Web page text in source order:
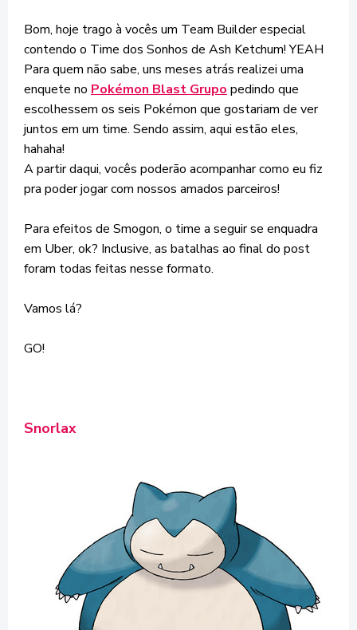
Bom, hoje trago à vocês um Team Builder especial
contendo o Time dos Sonhos de Ash Ketchum! YEAH
Para quem não sabe, uns meses atrás realizei uma
enquete no Pokémon Blast Grupo pedindo que
escolhessem os seis Pokémon que gostariam de ver
juntos em um time. Sendo assim, aqui estão eles,
hahaha!
A partir daqui, vocês poderão acompanhar como eu fiz
pra poder jogar com nossos amados parceiros!
Para efeitos de Smogon, o time a seguir se enquadra
em Uber, ok? Inclusive, as batalhas ao final do post
foram todas feitas nesse formato.
Vamos lá?
GO!
Snorlax